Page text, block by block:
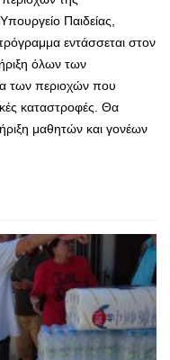
Παιδείας,
εντάσσεται στον
όλων των
των περιοχών που
καταστροφές. Θα
μαθητών και γονέων